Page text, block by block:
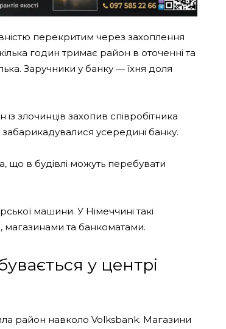
перекритим через захоплення
годин тримає район в оточенні та
Заручники у банку — їхня доля
злочинців захопив співробітника
усередині банку.
що в будівлі можуть перебувати
машини. У Німеччині такі
магазинами та банкоматами.
у центрі
район навколо Volksbank. Магазини